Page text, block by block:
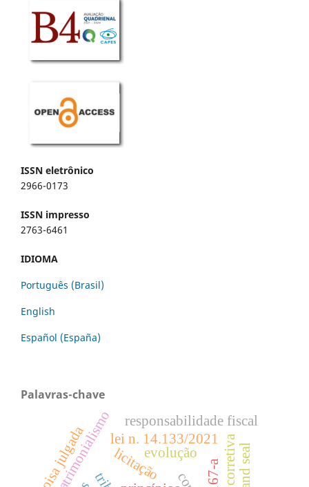
ISSN eletrônico
2966-0173
ISSN impresso
2763-6461
IDIOMA
Português (Brasil)
English
Español (España)
Palavras-chave
patrimonialismo evolução
coisa julgada
responsabilidade fiscal
licitação brand seal
lei n. 14.133/2021